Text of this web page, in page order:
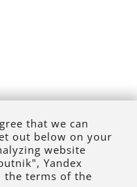
that we can
out below on your
website
Yandex
the terms of the